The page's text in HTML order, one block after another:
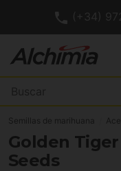
(+34)
Semillas de marihuana
Golden
Seeds